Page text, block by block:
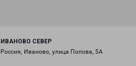
ИВАНОВО СЕВЕР
Россия, Иваново, улица Попова, 5А